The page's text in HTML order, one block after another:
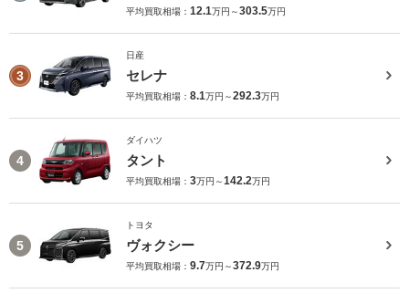
平均買取相場： 12.1万円～303.5万円
3
日産
セレナ
平均買取相場： 8.1万円～292.3万円
4
ダイハツ
タント
平均買取相場： 3万円～142.2万円
5
トヨタ
ヴォクシー
平均買取相場： 9.7万円～372.9万円